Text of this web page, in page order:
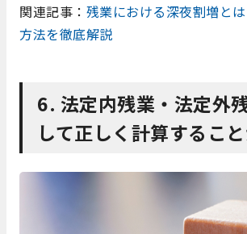
関連記事： 残業における深夜割増と
方法を徹底解説
6. 法定内残業・法定外
して正しく計算すること